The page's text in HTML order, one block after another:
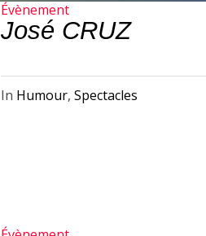
Évènement
José CRUZ
In Humour,Spectacles